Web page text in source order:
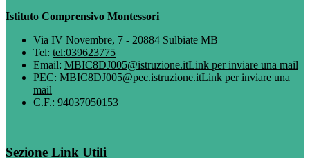
Istituto Comprensivo Montessori
Via IV Novembre, 7 - 20884 Sulbiate MB
Tel: tel:039623775
Email: MBIC8DJ005@istruzione.itLink per inviare una mail
PEC: MBIC8DJ005@pec.istruzione.itLink per inviare una
mail
C.F.: 94037050153
Sezione Link Utili